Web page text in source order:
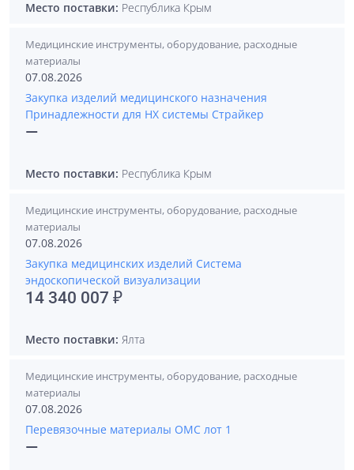
Место поставки: Республика Крым
Медицинские инструменты, оборудование, расходные
материалы
07.08.2026
Закупка изделий медицинского назначения
Принадлежности для НХ системы Страйкер
—
Место поставки: Республика Крым
Медицинские инструменты, оборудование, расходные
материалы
07.08.2026
Закупка медицинских изделий Система
эндоскопической визуализации
14 340 007 ₽
Место поставки: Ялта
Медицинские инструменты, оборудование, расходные
материалы
07.08.2026
Перевязочные материалы ОМС лот 1
—